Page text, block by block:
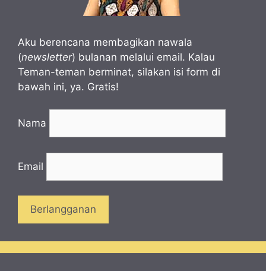
Aku berencana membagikan nawala
(newsletter) bulanan melalui email. Kalau
Teman-teman berminat, silakan isi form di
bawah ini, ya. Gratis!
Nama
Email